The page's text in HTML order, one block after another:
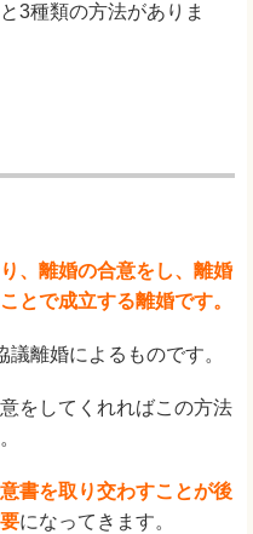
3種類の方法がありま
、離婚の合意をし、離婚
とで成立する離婚です。
離婚によるものです。
をしてくれればこの方法
書を取り交わすことが後
になってきます。